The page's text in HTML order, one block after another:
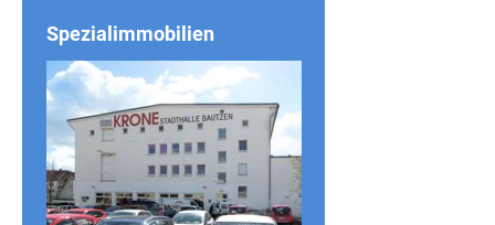
Spezialimmobilien